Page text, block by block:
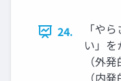
24.
「や
い」
（外